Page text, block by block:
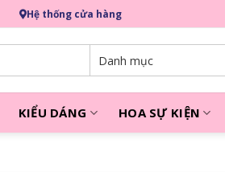
Hệ thống cửa hàng
KIỂU DÁNG HOA SỰ KIỆN